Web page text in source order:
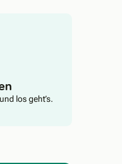
los geht’s.